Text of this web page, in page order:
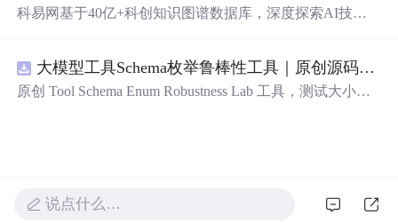
智能化发展。
科易网基于40亿+科创知识图谱数据库，深度探索AI技术
新领域的AI+数智化解决方案，推动科技创新与产业创新
智能化发展。
大模型工具Schema枚举鲁棒性工具｜原创源码+测试+离线报告
原创 Tool Schema Enum Robustness Lab 工具，测试大小
热点产品或开源项目源码、Logo、官方截图、论文、生产
说点什么…